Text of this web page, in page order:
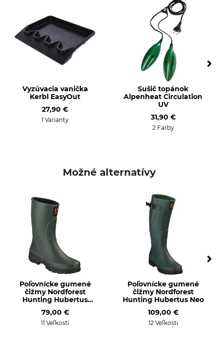
Udalosť
Posed
Nátlačkový lov
Poľovačka pomocou
Odnímateľná vložka do
Veľkosť topánky (EÚ)
Veľkosť topánky
Vyzúvacia vanička
Kerbl EasyOut
27,90 €
1 Varianty
Sušič topánok
Alpenheat Circulation
UV
31,90 €
2 Farby
Možné alternatívy
Poľovnícke gumené
čižmy Nordforest
Hunting Hubertus
79,00 €
11 Veľkosti
Poľovnícke gumené
čižmy Nordforest
Hunting Hubertus Neo
109,00 €
12 Veľkosti